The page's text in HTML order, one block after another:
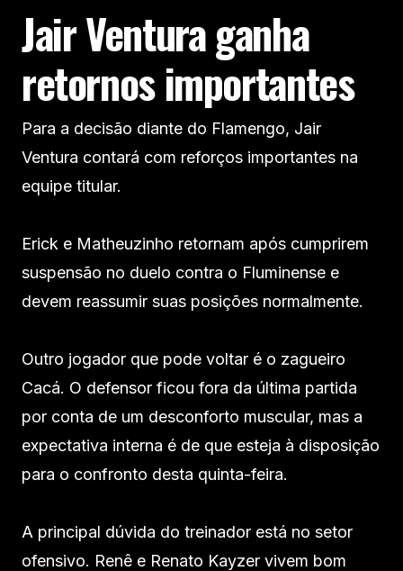
Jair Ventura ganha
retornos importantes
Para a decisão diante do Flamengo, Jair
Ventura contará com reforços importantes na
equipe titular.
Erick e Matheuzinho retornam após cumprirem
suspensão no duelo contra o Fluminense e
devem reassumir suas posições normalmente.
Outro jogador que pode voltar é o zagueiro
Cacá. O defensor ficou fora da última partida
por conta de um desconforto muscular, mas a
expectativa interna é de que esteja à disposição
para o confronto desta quinta-feira.
A principal dúvida do treinador está no setor
ofensivo. Renê e Renato Kayzer vivem bom